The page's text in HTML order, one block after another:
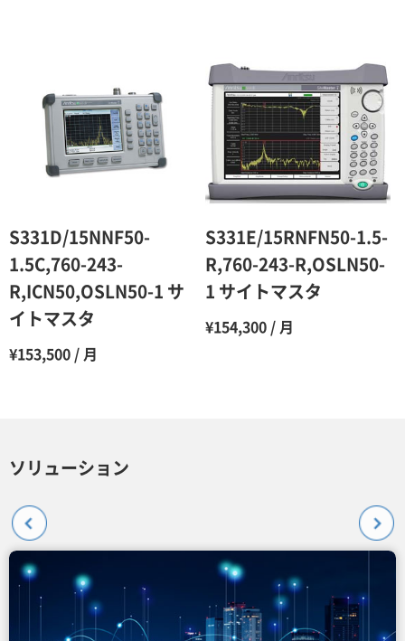
S331D/15NNF50-
1.5C,760-243-
R,ICN50,OSLN50-1 サ
イトマスタ
¥153,500 / 月
S331E/15RNFN50-1.5-
R,760-243-R,OSLN50-
1 サイトマスタ
¥154,300 / 月
ソリューション